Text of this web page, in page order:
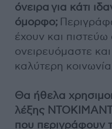
όνειρα για κάτι
όμορφο;
έχουν και πιστεύω
ονειρευόμαστε
καλύτερη
Θα ήθελα
λέξης
που περιγράφουν